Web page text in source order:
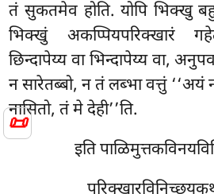
📜
तं सुकतमेव होति. योपि भिक्खु
भिक्खुं अकप्पियपरिक्खारं
छिन्दापेय्य वा भिन्दापेय्य वा,
न सारेतब्बो, न तं लब्भा वत्तुं ‘‘अयं
नासितो, तं मे देही’’ति.
इति